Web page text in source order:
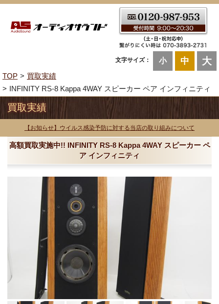
文字サイズ： 小 中 大
TOP
買取実績
INFINITY RS-8 Kappa 4WAY スピーカー ペア インフィニティ
買取実績
【お知らせ】ウイルス感染予防に対する当店の取り組みについて
高額買取実施中!! INFINITY RS-8 Kappa 4WAY スピーカー ペ
ア インフィニティ